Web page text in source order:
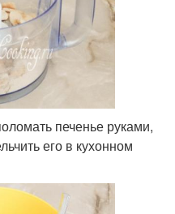
печенье руками,
его в кухонном